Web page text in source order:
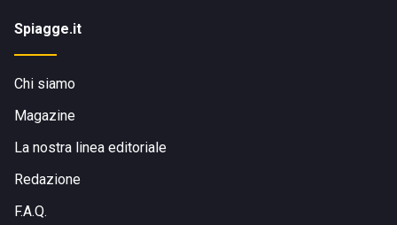
Spiagge.it
Chi siamo
Magazine
La nostra linea editoriale
Redazione
F.A.Q.